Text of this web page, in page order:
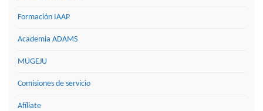
Formación IAAP
Academia ADAMS
MUGEJU
Comisiones de servicio
Afíliate